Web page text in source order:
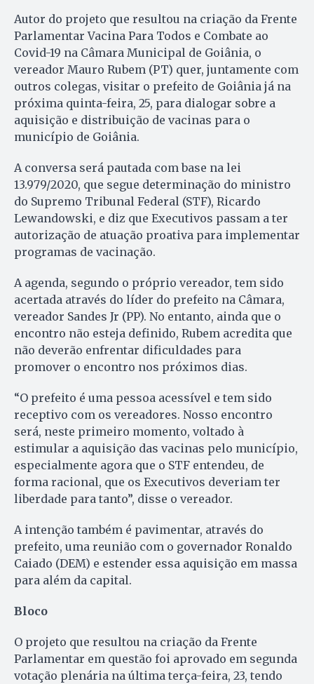
Autor do projeto que resultou na criação da Frente
Parlamentar Vacina Para Todos e Combate ao
Covid-19 na Câmara Municipal de Goiânia, o
vereador Mauro Rubem (PT) quer, juntamente com
outros colegas, visitar o prefeito de Goiânia já na
próxima quinta-feira, 25, para dialogar sobre a
aquisição e distribuição de vacinas para o
município de Goiânia.
A conversa será pautada com base na lei
13.979/2020, que segue determinação do ministro
do Supremo Tribunal Federal (STF), Ricardo
Lewandowski, e diz que Executivos passam a ter
autorização de atuação proativa para implementar
programas de vacinação.
A agenda, segundo o próprio vereador, tem sido
acertada através do líder do prefeito na Câmara,
vereador Sandes Jr (PP). No entanto, ainda que o
encontro não esteja definido, Rubem acredita que
não deverão enfrentar dificuldades para
promover o encontro nos próximos dias.
“O prefeito é uma pessoa acessível e tem sido
receptivo com os vereadores. Nosso encontro
será, neste primeiro momento, voltado à
estimular a aquisição das vacinas pelo município,
especialmente agora que o STF entendeu, de
forma racional, que os Executivos deveriam ter
liberdade para tanto”, disse o vereador.
A intenção também é pavimentar, através do
prefeito, uma reunião com o governador Ronaldo
Caiado (DEM) e estender essa aquisição em massa
para além da capital.
Bloco
O projeto que resultou na criação da Frente
Parlamentar em questão foi aprovado em segunda
votação plenária na última terça-feira, 23, tendo